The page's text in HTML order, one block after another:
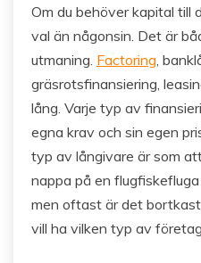
Om du behöver kapital till
val än någonsin. Det är
utmaning. Factoring ,
gräsrotsfinansiering,
lång. Varje typ av
egna krav och sin egen
typ av långivare är som
nappa på en
men oftast är det
vill ha vilken typ av